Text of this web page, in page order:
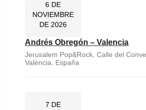
6 DE
NOVIEMBRE
DE 2026
Andrés Obregón – Valencia
Jerusalem Pop&Rock, Calle del
València, España
7 DE